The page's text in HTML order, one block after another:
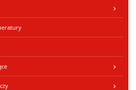
keyboard_arrow_right
keyboard_arrow_right
keyboard_arrow_right